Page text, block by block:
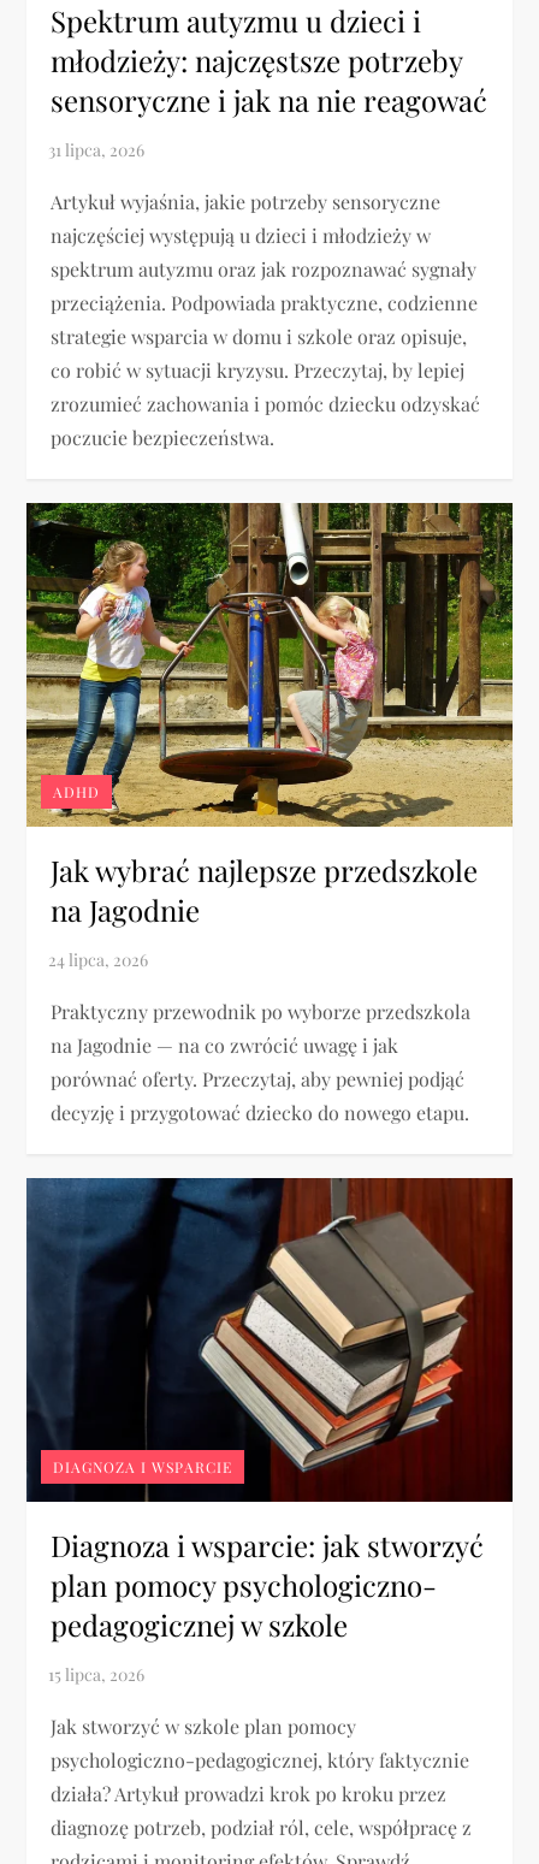
Spektrum autyzmu u dzieci i
młodzieży: najczęstsze potrzeby
sensoryczne i jak na nie reagować
Artykuł wyjaśnia, jakie potrzeby sensoryczne
najczęściej występują u dzieci i młodzieży w
spektrum autyzmu oraz jak rozpoznawać sygnały
przeciążenia. Podpowiada praktyczne, codzienne
strategie wsparcia w domu i szkole oraz opisuje,
co robić w sytuacji kryzysu. Przeczytaj, by lepiej
zrozumieć zachowania i pomóc dziecku odzyskać
poczucie bezpieczeństwa.
ADHD
Jak wybrać najlepsze przedszkole
na Jagodnie
Praktyczny przewodnik po wyborze przedszkola
na Jagodnie — na co zwrócić uwagę i jak
porównać oferty. Przeczytaj, aby pewniej podjąć
decyzję i przygotować dziecko do nowego etapu.
DIAGNOZA I WSPARCIE
Diagnoza i wsparcie: jak stworzyć
plan pomocy psychologiczno-
pedagogicznej w szkole
Jak stworzyć w szkole plan pomocy
psychologiczno-pedagogicznej, który faktycznie
działa? Artykuł prowadzi krok po kroku przez
diagnozę potrzeb, podział ról, cele, współpracę z